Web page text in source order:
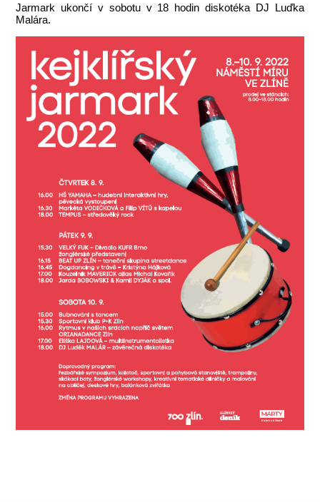
Jarmark ukončí v sobotu v 18 hodin diskotéka DJ Luďka
Malára.